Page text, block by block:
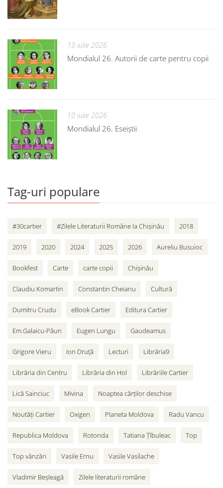
13 iulie 2026
Mondialul 26. Autorii de carte pentru copii
10 iulie 2026
Mondialul 26. Eseiștii
Tag-uri populare
#30cartier #Zilele Literaturii Române la Chișinău 2018
2019 2020 2024 2025 2026 Aureliu Busuioc
Bookfest Carte carte copii Chișinău
Claudiu Komartin Constantin Cheianu Cultură
Dumitru Crudu eBook Cartier Editura Cartier
Em.Galaicu-Păun Eugen Lungu Gaudeamus
Grigore Vieru Ion Druță Lecturi Librăria9
Librăria din Centru Librăria din Hol Librăriile Cartier
Lică Sainciuc Mivina Noaptea cărților deschise
Noutăți Cartier Oxigen Planeta Moldova Radu Vancu
Republica Moldova Rotonda Tatiana Țîbuleac Top
Top vânzări Vasile Ernu Vasile Vasilache
Vladimir Beșleagă Zilele literaturii române